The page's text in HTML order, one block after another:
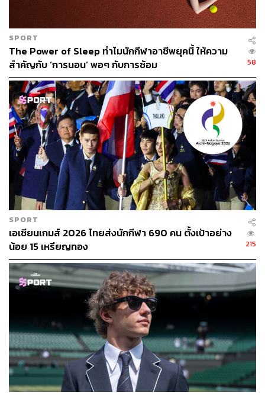
SPORT
The Power of Sleep ทำไมนักกีฬาอาชีพยุคนี้ ให้ความ
สำคัญกับ ‘การนอน’ พอๆ กับการซ้อม
58
SPORT
เอเชียนเกมส์ 2026 ไทยส่งนักกีฬา 690 คน ตั้งเป้าอย่าง
น้อย 15 เหรียญทอง
215